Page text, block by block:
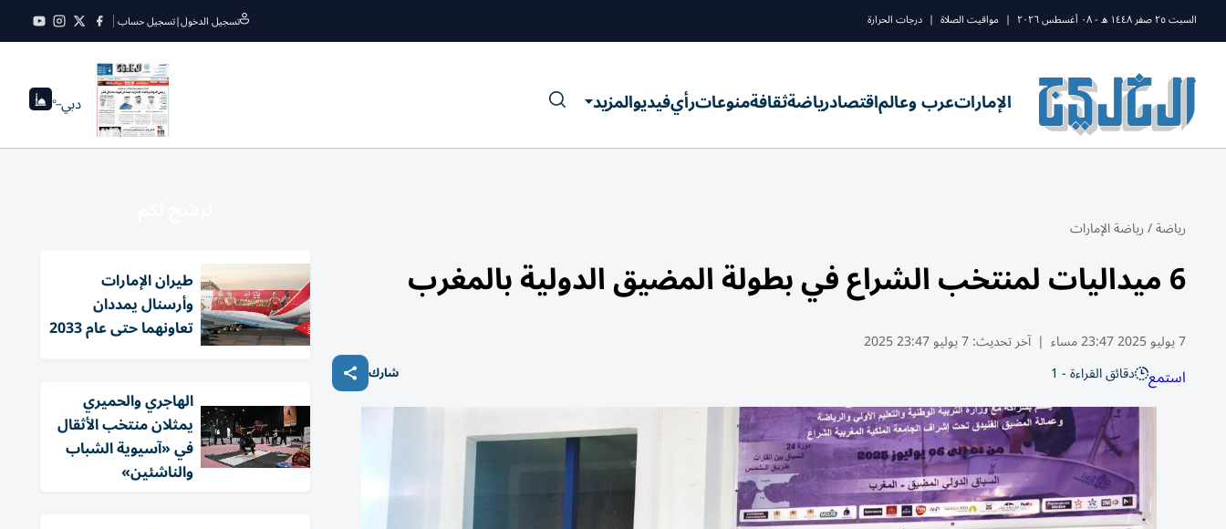
السبت ٢٥ صفر ١٤٤٨ ه - ٠٨ أغسطس ٢٠٢٦ | مواقيت الصلاة | درجات الحرارة تسجيل الدخول|تسجيل حساب
الإماراتعرب وعالماقتصادرياضةثقافةمنوعاترأيفيديوالمزيد دبي--°
رياضة/رياضة الإمارات
6 ميداليات لمنتخب الشراع في بطولة المضيق الدولية بالمغرب
7 يوليو 2025 23:47 مساء | آخر تحديث:7 يوليو 23:47 2025
استمع دقائق القراءة - 1 شارك
طيران الإمارات
وأرسنال يمددان
تعاونهما حتى عام 2033
الهاجري والحميري
يمثلان منتخب الأثقال
في «آسيوية الشباب
والناشئين»